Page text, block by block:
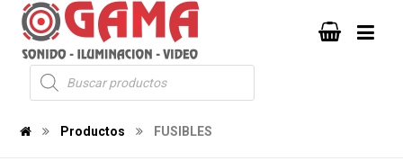
Productos FUSIBLES